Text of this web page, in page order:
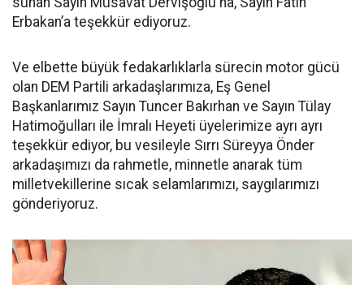
Erbakan’a teşekkür ediyoruz.
Ve elbette büyük fedakarlıklarla sürecin motor gücü
olan DEM Partili arkadaşlarımıza, Eş Genel
Başkanlarımız Sayın Tuncer Bakırhan ve Sayın Tülay
Hatimoğulları ile İmralı Heyeti üyelerimize ayrı ayrı
teşekkür ediyor, bu vesileyle Sırrı Süreyya Önder
arkadaşımızı da rahmetle, minnetle anarak tüm
milletvekillerine sıcak selamlarımızı, saygılarımızı
gönderiyoruz.